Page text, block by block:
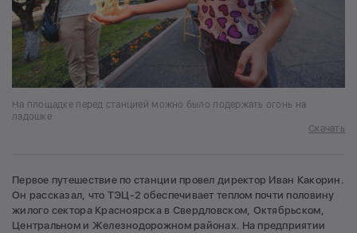
На площадке перед станцией можно было подержать огонь на
ладошке
Скачать
Первое путешествие по станции провел директор Иван Какорин.
Он рассказал, что ТЭЦ-2 обеспечивает теплом почти половину
жилого сектора Красноярска в Свердловском, Октябрьском,
Центральном и Железнодорожном районах. На предприятии